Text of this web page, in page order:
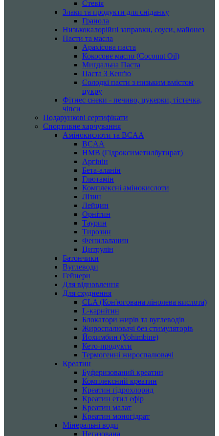
Стевія
Злаки та продукти для сніданку
Гранола
Низькокалорійні заправки, соуси, майонез
Пасти та масла
Арахісова паста
Кокосове масло (Coconut Oil)
Мигдальна Паста
Паста З Кеш'ю
Солодкі пасти з низьким вмістом
цукру
Фітнес снеки - печиво, цукерки, тістечка,
чіпси
Подарункові сертифікати
Спортивне харчування
Амінокислоти та BCAA
BCAA
HMB (Гідроксиметилбутират)
Аргінін
Бета-аланін
Глютамін
Комплексні амінокислоти
Лізин
Лейцин
Орнітин
Таурин
Тирозин
Фенилаланин
Цитрулін
Батончики
Вуглеводи
Гейнери
Для відновлення
Для схуднення
CLA (Кон'югована лінолева кислота)
L-карнітин
Блокатори жирів та вуглеводів
Жироспалювачі без стимуляторів
Йохимбин (Yohimbine)
Кето-продукти
Термогенні жироспалювачі
Креатин
Буферизований креатин
Комплексний креатин
Креатин гідрохлорид
Креатин етил ефір
Креатин малат
Креатин моногідрат
Мінеральні води
Негазована